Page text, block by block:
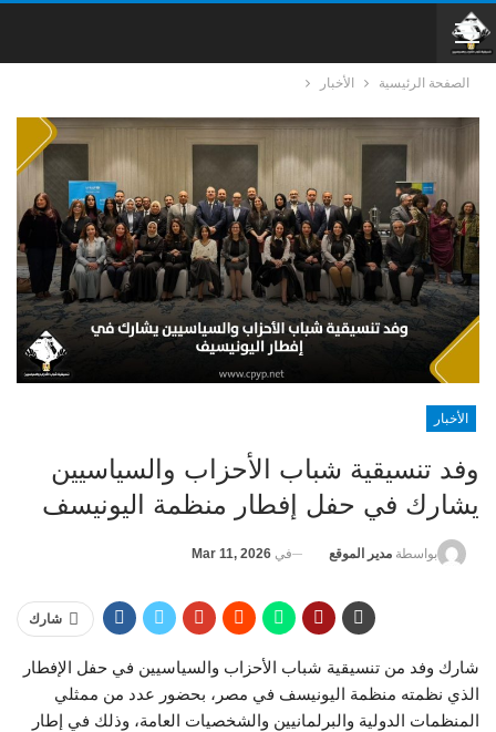
الصفحة الرئيسية الأخبار
الأخبار
وفد تنسيقية شباب الأحزاب والسياسيين
يشارك في حفل إفطار منظمة اليونيسف
بواسطة مدير الموقع في Mar 11, 2026
شارك
شارك وفد من تنسيقية شباب الأحزاب والسياسيين في حفل الإفطار
الذي نظمته منظمة اليونيسف في مصر، بحضور عدد من ممثلي
المنظمات الدولية والبرلمانيين والشخصيات العامة، وذلك في إطار